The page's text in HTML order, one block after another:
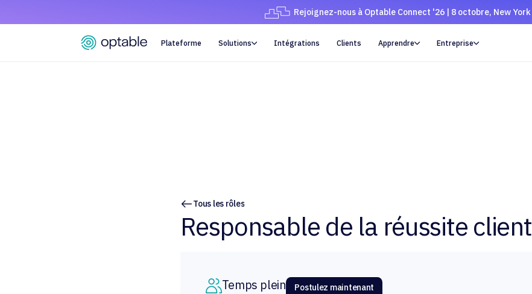
Rejoignez-nous à Optable Connect '26 | 8 octobre, New York
Plateforme Solutions Intégrations Clients Apprendre Entreprise
Tous les rôles
Responsable de la réussite client
Temps plein Postulez maintenant